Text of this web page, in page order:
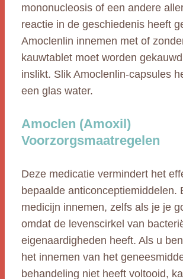
mononucleosis of een andere
reactie in de geschiedenis heeft
Amoclenlin innemen met of
kauwtablet moet worden
inslikt. Slik Amoclenlin-capsules
een glas water.
Amoclen (Amoxil)
Voorzorgsmaatregelen
Deze medicatie vermindert het
bepaalde anticonceptiemiddelen.
medicijn innemen, zelfs als je je
omdat de levenscirkel van
eigenaardigheden heeft. Als u
het innemen van het
behandeling niet heeft voltooid,